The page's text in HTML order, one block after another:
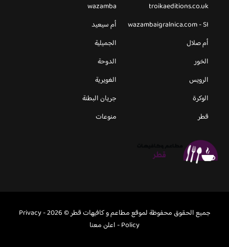
troikaeditions.co.uk
wazamba
wazambaigralnica.com - SI
أم سيعيد
أم صلال
الجميلية
الخور
الدوحة
الرويس
الغويرية
الوكرة
جريان البطنة
قطر
منوعات
جميع الحقوق محفوظة لموقع مطاعم و كافيهات قطر © 2026 -
Privacy
Policy
-اعلن معنا